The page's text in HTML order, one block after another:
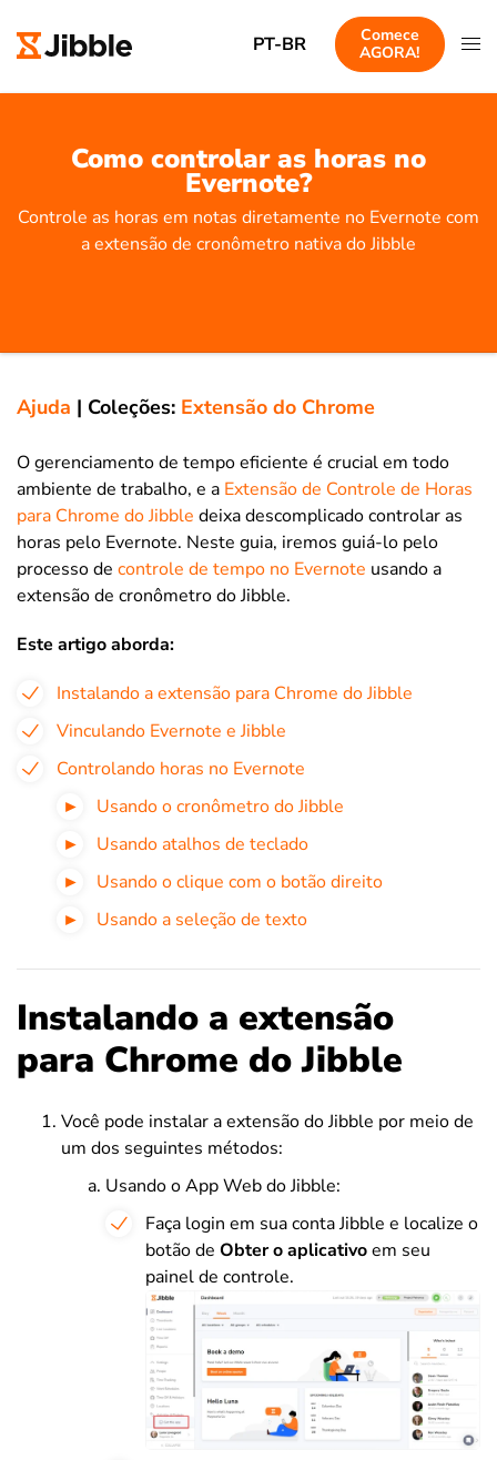
PT-BR
Comece
AGORA!
Como controlar as horas no
Evernote?
Controle as horas em notas diretamente no Evernote com
a extensão de cronômetro nativa do Jibble
Ajuda | Coleções: Extensão do Chrome
O gerenciamento de tempo eficiente é crucial em todo
ambiente de trabalho, e a Extensão de Controle de Horas
para Chrome do Jibble deixa descomplicado controlar as
horas pelo Evernote. Neste guia, iremos guiá-lo pelo
processo de controle de tempo no Evernote usando a
extensão de cronômetro do Jibble.
Este artigo aborda:
Instalando a extensão para Chrome do Jibble
Vinculando Evernote e Jibble
Controlando horas no Evernote
Usando o cronômetro do Jibble
Usando atalhos de teclado
Usando o clique com o botão direito
Usando a seleção de texto
Instalando a extensão
para Chrome do Jibble
Você pode instalar a extensão do Jibble por meio de
um dos seguintes métodos:
Usando o App Web do Jibble:
Faça login em sua conta Jibble e localize o
botão de Obter o aplicativoem seu
painel de controle.